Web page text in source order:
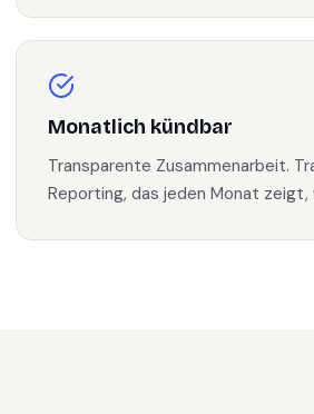
Monatlich kündbar
Transparente Zusammenarbeit.
Reporting, das jeden Monat zeigt,